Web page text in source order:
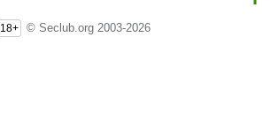
18+ © Seclub.org 2003-2026